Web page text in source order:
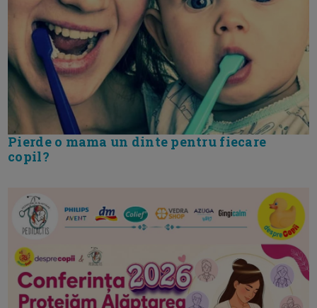
Pierde o mama un dinte pentru fiecare
copil?